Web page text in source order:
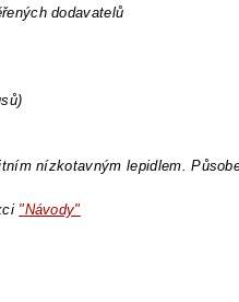
dodavatelů
nízkotavným lepidlem.
"Návody"